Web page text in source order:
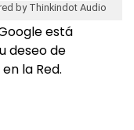
by Thinkindot Audio
está
deseo de
la Red.